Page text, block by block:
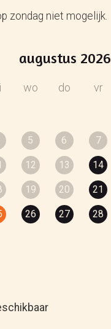
zondag niet mogelijk.
augustus 2026
wo do vr
5 6 7
12 13 14
19 20 21
26 27 28